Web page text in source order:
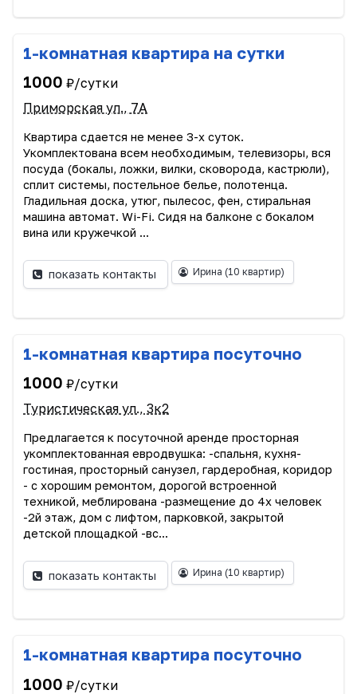
1-комнатная квартира на сутки
1000 ₽/сутки
Приморская ул., 7А
Квартира сдается не менее 3-х суток.
Укомплектована всем необходимым, телевизоры, вся
посуда (бокалы, ложки, вилки, сковорода, кастрюли),
сплит системы, постельное белье, полотенца.
Гладильная доска, утюг, пылесос, фен, стиральная
машина автомат. Wi-Fi. Сидя на балконе с бокалом
вина или кружечкой ...
показать контакты Ирина (10 квартир)
1-комнатная квартира посуточно
1000 ₽/сутки
Туристическая ул., 3к2
Предлагается к посуточной аренде просторная
укомплектованная евродвушка: -спальня, кухня-
гостиная, просторный санузел, гардеробная, коридор
- с хорошим ремонтом, дорогой встроенной
техникой, меблирована -размещение до 4х человек
-2й этаж, дом с лифтом, парковкой, закрытой
детской площадкой -вс...
показать контакты Ирина (10 квартир)
1-комнатная квартира посуточно
1000 ₽/сутки